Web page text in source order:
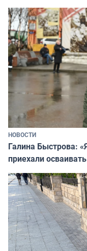
НОВОСТИ
Галина Быстрова:
приехали